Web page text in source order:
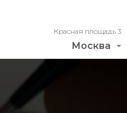
Москва
Красная площадь 3